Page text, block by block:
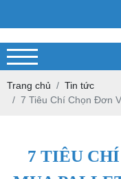
Trang chủ
Tin tức
7 Tiêu Chí Chọn Đơn
7 TIÊU